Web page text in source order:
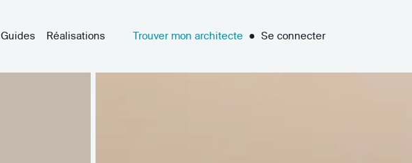
Guides Réalisations Trouver mon architecte ● Se connecter